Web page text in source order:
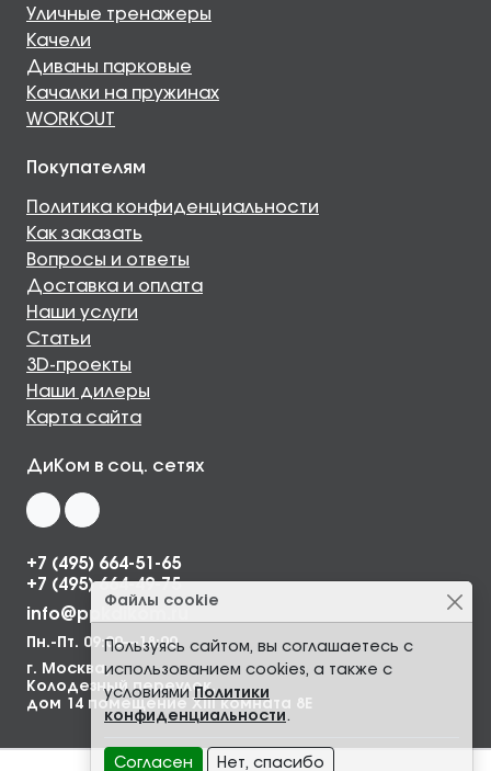
Файлы cookie
Пользуясь сайтом, вы соглашаетесь с
использованием cookies, а также с
условиями Политики
конфиденциальности.
Согласен Нет, спасибо
Уличные тренажеры
Качели
Диваны парковые
Качалки на пружинах
WORKOUT
Покупателям
Политика конфиденциальности
Как заказать
Вопросы и ответы
Доставка и оплата
Наши услуги
Статьи
3D-проекты
Наши дилеры
Карта сайта
ДиКом в соц. сетях
+7 (495) 664-51-65
+7 (495) 664-49-75
info@ppkdikom.ru
Пн.-Пт. 09:00—18:00
г. Москва,
Колодезный переулок,
дом 14 помещение XIII комната 8Е